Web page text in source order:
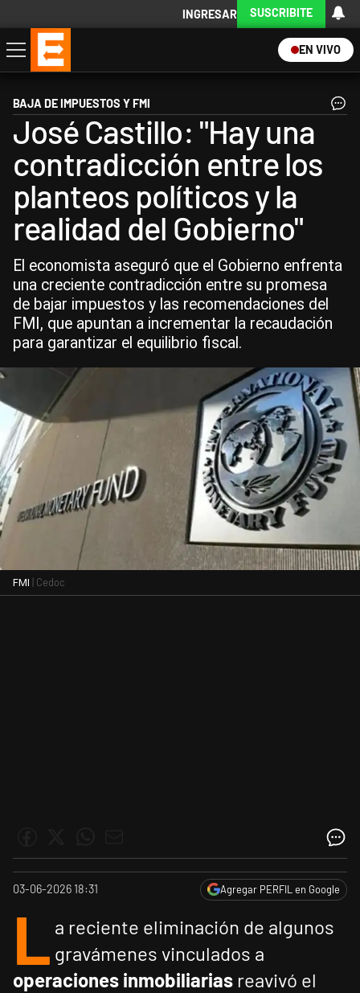
INGRESAR SUSCRIBITE
EN VIVO
Economía
Política
Internacional
Actualidad
Descargá la App
BAJA DE IMPUESTOS Y FMI
José Castillo: "Hay una
contradicción entre los
planteos políticos y la
realidad del Gobierno"
El economista aseguró que el Gobierno enfrenta
una creciente contradicción entre su promesa
de bajar impuestos y las recomendaciones del
FMI, que apuntan a incrementar la recaudación
para garantizar el equilibrio fiscal.
FMI | Cedoc
03-06-2026 18:31 Agregar PERFIL en Google
L a reciente eliminación de algunos
gravámenes vinculados a
operaciones inmobiliarias reavivó el